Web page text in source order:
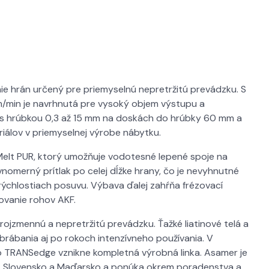
hrán určený pre priemyselnú nepretržitú prevádzku. S
min je navrhnutá pre vysoký objem výstupu a
0,3 až 15 mm na doskách do hrúbky 60 mm a
v priemyselnej výrobe nábytku.
PUR, ktorý umožňuje vodotesné lepené spoje na
prítlak po celej dĺžke hrany, čo je nevyhnutné
posuvu. Výbava ďalej zahŕňa frézovací
rohov AKF.
a nepretržitú prevádzku. Ťažké liatinové telá a
aj po rokoch intenzívneho používania. V
vznikne kompletná výrobná linka. Asamer je